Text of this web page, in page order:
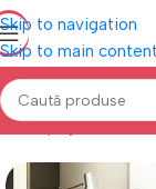
Skip to navigation
Skip to main content
Prima pagină Mobilă